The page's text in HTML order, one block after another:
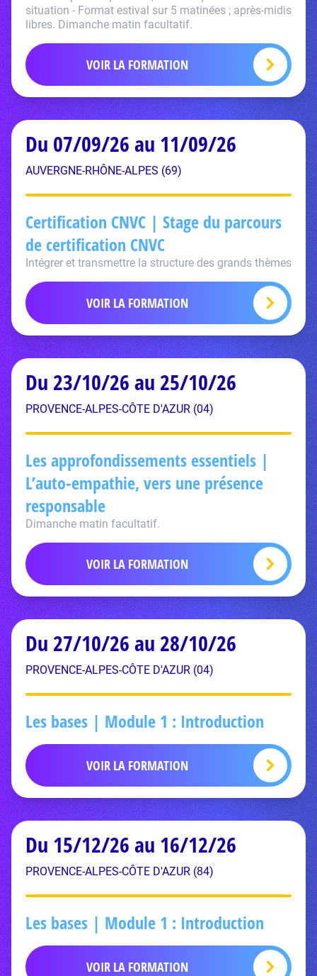
situation - Format estival sur 5 matinées ; après-midis
libres. Dimanche matin facultatif.
VOIR LA FORMATION
Du 07/09/26 au 11/09/26
AUVERGNE-RHÔNE-ALPES (69)
Certification CNVC | Stage du parcours
de certification CNVC
Intégrer et transmettre la structure des grands thèmes
VOIR LA FORMATION
Du 23/10/26 au 25/10/26
PROVENCE-ALPES-CÔTE D'AZUR (04)
Les approfondissements essentiels |
L’auto-empathie, vers une présence
responsable
Dimanche matin facultatif.
VOIR LA FORMATION
Du 27/10/26 au 28/10/26
PROVENCE-ALPES-CÔTE D'AZUR (04)
Les bases | Module 1 : Introduction
VOIR LA FORMATION
Du 15/12/26 au 16/12/26
PROVENCE-ALPES-CÔTE D'AZUR (84)
Les bases | Module 1 : Introduction
VOIR LA FORMATION